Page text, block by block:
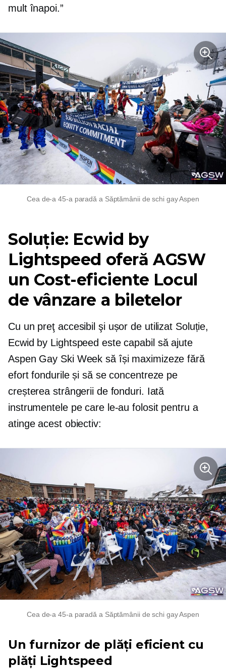
mult înapoi.”
Cea de-a 45-a paradă a Săptămânii de schi gay Aspen
Soluție: Ecwid by
Lightspeed oferă AGSW
un Cost-eficiente Locul
de vânzare a biletelor
Cu un preţ accesibil şi ușor de utilizat Soluție,
Ecwid by Lightspeed este capabil să ajute
Aspen Gay Ski Week să își maximizeze fără
efort fondurile și să se concentreze pe
creșterea strângerii de fonduri. Iată
instrumentele pe care le-au folosit pentru a
atinge acest obiectiv:
Cea de-a 45-a paradă a Săptămânii de schi gay Aspen
Un furnizor de plăți eficient cu
plăți Lightspeed